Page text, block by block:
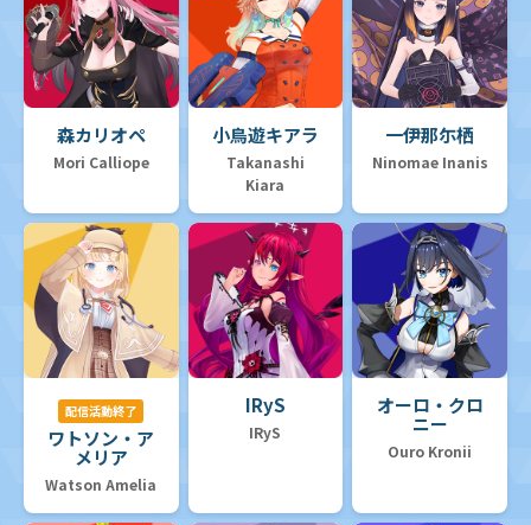
森カリオペ
Mori Calliope
小鳥遊キアラ
Takanashi
Kiara
一伊那尓栖
Ninomae Inanis
配信活動終了
ワトソン・ア
メリア
Watson Amelia
IRyS
IRyS
オーロ・クロ
ニー
Ouro Kronii